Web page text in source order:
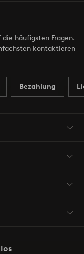
häufigsten Fragen.
kontaktieren
Bezahlung